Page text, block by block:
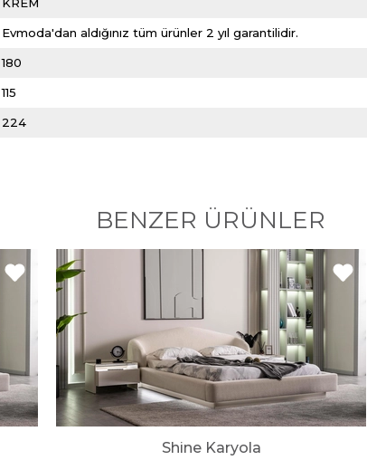
Evmoda'dan aldığınız tüm ürünler 2 yıl garantilidir.
180
115
224
BENZER ÜRÜNLER
Shine Karyola